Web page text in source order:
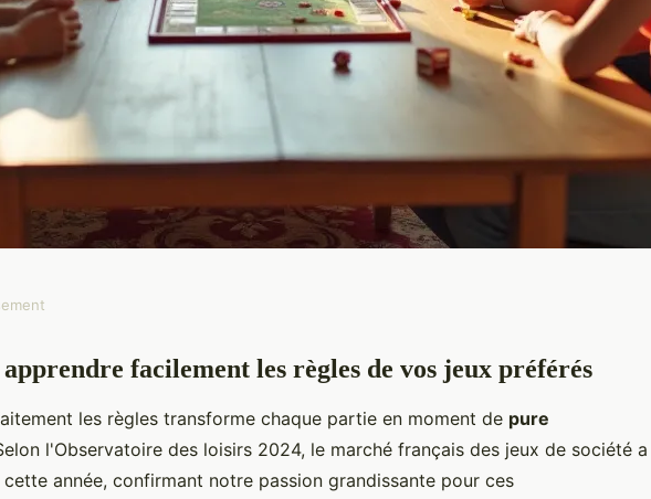
des jeux pour
facilement les règles de vos jeux préférés
les règles transforme chaque partie en moment de pure
l'Observatoire des loisirs 2024, le marché français des jeux de société a
cette année, confirmant notre passion grandissante pour ces